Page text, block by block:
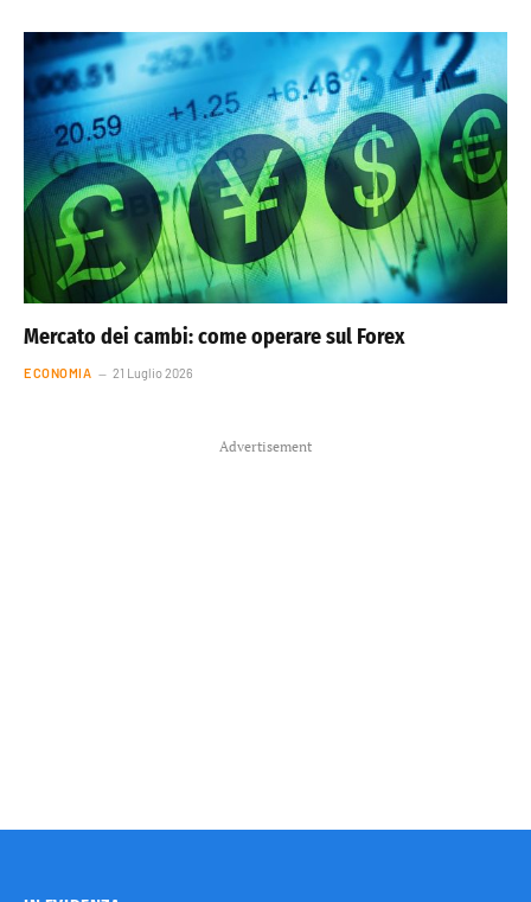
Mercato dei cambi: come operare sul Forex
ECONOMIA 21 Luglio 2026
Advertisement